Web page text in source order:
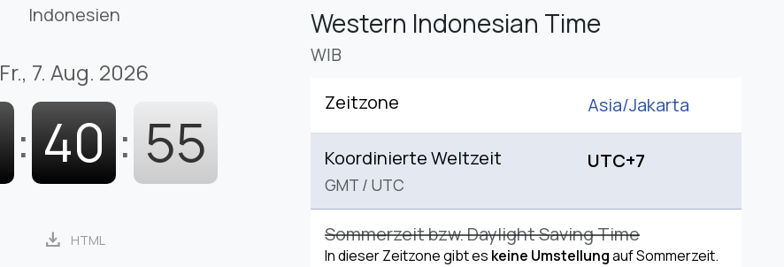
Indonesien
Fr., 7. Aug. 2026
: 40 : 56
download HTML
Western Indonesian Time
WIB
Zeitzone Asia/Jakarta
Koordinierte Weltzeit
GMT / UTC
UTC+7
Sommerzeit bzw. Daylight Saving Time
In dieser Zeitzone gibt es keine Umstellungauf Sommerzeit.